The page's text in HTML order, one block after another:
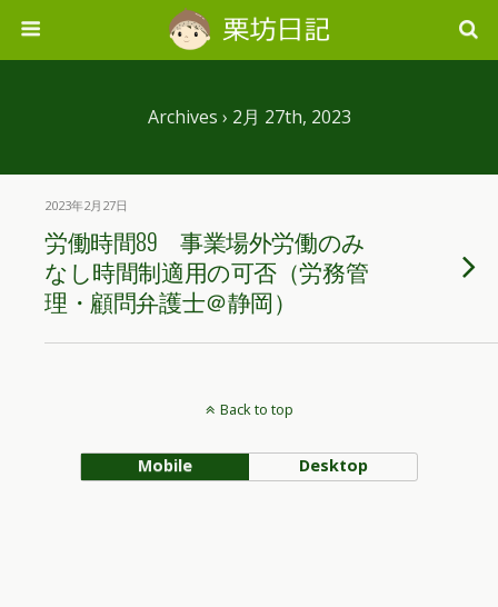
Archives › 2月 27th, 2023
2023年2月27日
労働時間89 事業場外労働のみ
なし時間制適用の可否（労務管
理・顧問弁護士＠静岡）
Back to top
Mobile Desktop